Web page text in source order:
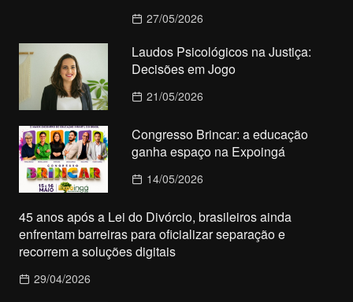
27/05/2026
Laudos Psicológicos na Justiça:
Decisões em Jogo
21/05/2026
Congresso Brincar: a educação
ganha espaço na Expoingá
14/05/2026
45 anos após a Lei do Divórcio, brasileiros ainda
enfrentam barreiras para oficializar separação e
recorrem a soluções digitais
29/04/2026